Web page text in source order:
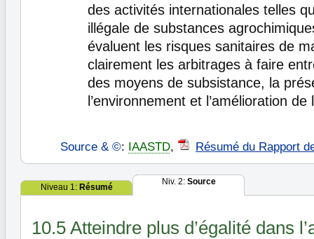
des activités internationales telles
illégale de substances
évaluent les risques sanitaires de
clairement les arbitrages à faire
des moyens de subsistance, la
l’environnement et l’amélioration de
Source & ©: IAASTD, Résumé du Rapport
Niveau 1: Résumé
Niv. 2: Source
10.5 Atteindre plus d’égalité dans